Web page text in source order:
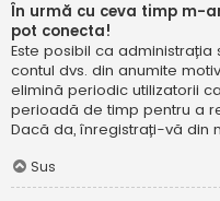
În urmă cu ceva timp m-
pot conecta!
Este posibil ca
contul dvs. din anumite
elimină periodic utilizatorii
perioadă de timp pentru a
Dacă da, înregistrați-vă din
Sus